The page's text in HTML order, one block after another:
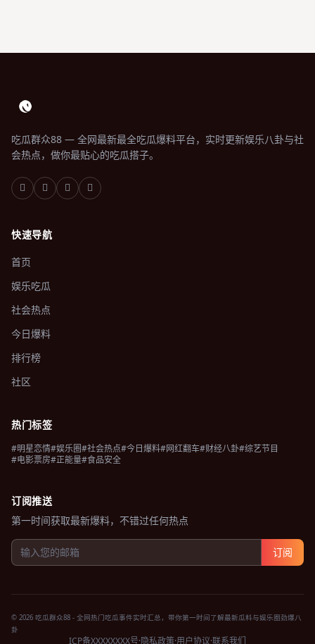
吃瓜群众88 — 全网最新最全吃瓜爆料平台，实时更新娱乐八卦与社
会热点，做你最贴心的吃瓜搭子。
快速导航
首页
娱乐吃瓜
社会热点
今日爆料
排行榜
社区
热门标签
#明星恋情#娱乐圈#社会热点#今日爆料#网红翻车#财经八卦#综艺节目
#电影票房#正能量#食品安全
订阅推送
第一时间获取最新爆料，不错过任何热点
订阅
© 2026 吃瓜群众88 - 全网热门吃瓜事件实时汇总，带你第一时间了解最新瓜料与娱乐圈劲爆八
卦
ICP备XXXXXXXX号·隐私政策·用户协议·联系我们